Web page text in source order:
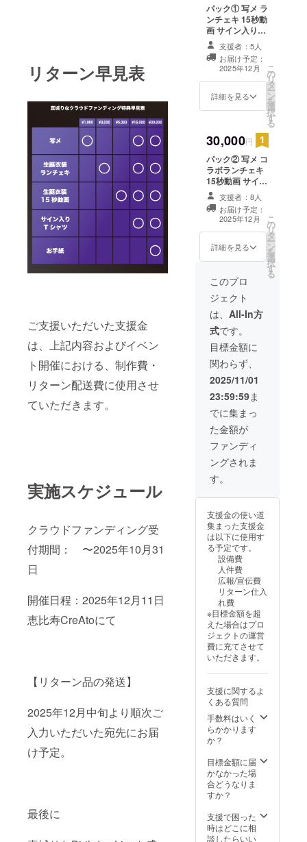
リターン早見表
ご支援いただいた支援金
は、上記内容およびイベン
ト開催における、制作費・
リターン配送費に使用させ
ていただきます。
実施スケジュール
クラウドファンディング受
付期間： 〜2025年10月31
日
開催日程：2025年12月11日
恵比寿CreAtoにて
【リターン品の発送】
2025年12月中旬より順次ご
入力いただいた宛先にお届
け予定。
最後に
パック① 写メ ラ
ンチェキ 15秒動
画 サイン入りT
シャツ カラー :
白 サイズ : XLの
み ※提供方法：
当日引き換えも
しくはTシャツ郵
送 ※注意事項：
ムの記載をお願
いいたします。
支援者：5人
お届け予定：
2025年12月
詳細を見る
こ
の
リ
タ
ー
ン
を
選
択
す
る
30,000円
パック② 写メ コ
ラボランチェキ
15秒動画 サイン
入りTシャツ カ
ラー : 白 サイズ
: XLのみ お手紙
※提供方法：当日
引き換えもしく
はTシャツ郵送 ※
ん。 ※備考欄に
ニックネームの
記載をお願いい
たします。
支援者：8人
お届け予定：
2025年12月
詳細を見る
こ
の
リ
タ
ー
ン
を
選
択
す
る
このプロ
ジェクト
は、 All-In方
式です。
目標金額に
関わらず、
2025/11/01
23:59:59ま
でに集まっ
た金額が
ファンディ
ングされま
す。
支援金の使い道
集まった支援金
は以下に使用す
る予定です。
設備費
人件費
広報/宣伝費
リターン仕入
れ費
※目標金額を超
えた場合はプロ
ジェクトの運営
費に充てさせて
いただきます。
支援に関するよ
くある質問
手数料はいく
らかかります
か？
目標金額に届
かなかった場
合どうなりま
すか？
支援で困った
時はどこに相
談したらいい